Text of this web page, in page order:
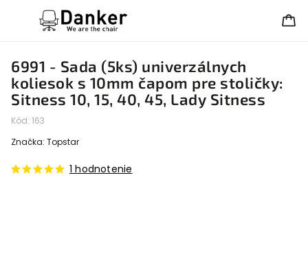
6991 - Sada (5ks) univerzálnych
koliesok s 10mm čapom pre stoličky:
Sitness 10, 15, 40, 45, Lady Sitness
Kód: 163
1 hodnotenie
Značka: Topstar